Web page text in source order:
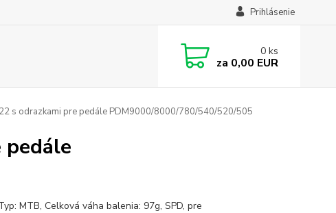
Prihlásenie
0 ks
za 0,00 EUR
s odrazkami pre pedále PDM9000/8000/780/540/520/505
MTB, Celková váha balenia: 97g, SPD, pre